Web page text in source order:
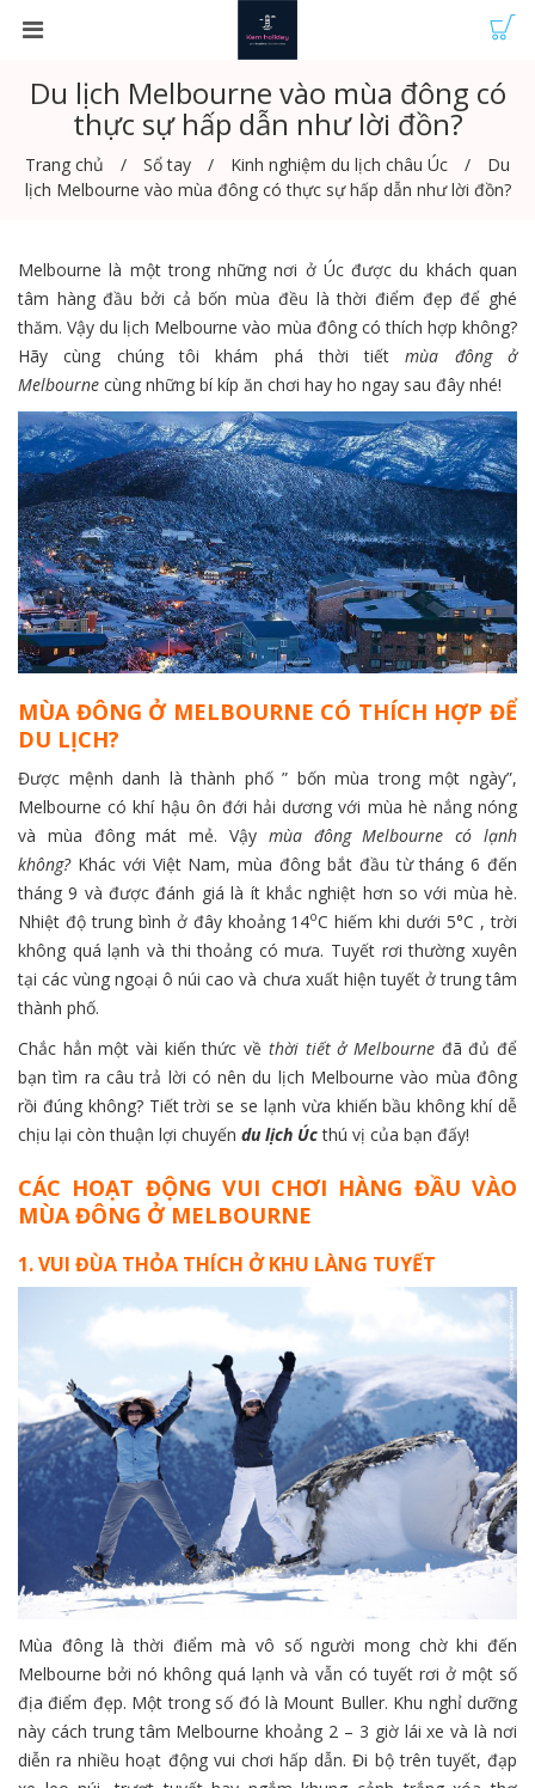
Du lịch Melbourne vào mùa đông có
thực sự hấp dẫn như lời đồn?
Trang chủ Sổ tay Kinh nghiệm du lịch châu Úc
Du
lịch Melbourne vào mùa đông có thực sự hấp dẫn như lời đồn?
Melbourne là một trong những nơi ở Úc được du khách quan
tâm hàng đầu bởi cả bốn mùa đều là thời điểm đẹp để ghé
thăm. Vậy du lịch Melbourne vào mùa đông có thích hợp không?
Hãy cùng chúng tôi khám phá thời tiếtmùa đông ở
Melbourne cùng những bí kíp ăn chơi hay ho ngay sau đây nhé!
MÙA ĐÔNG Ở MELBOURNE CÓ THÍCH HỢP ĐỂ
DU LỊCH?
Được mệnh danh là thành phố ” bốn mùa trong một ngày”,
Melbourne có khí hậu ôn đới hải dương với mùa hè nắng nóng
và mùa đông mát mẻ. Vậy mùa đông Melbourne có lạnh
không? Khác với Việt Nam, mùa đông bắt đầu từ tháng 6 đến
tháng 9 và được đánh giá là ít khắc nghiệt hơn so với mùa hè.
Nhiệt độ trung bình ở đây khoảng 14oC hiếm khi dưới 5°C , trời
không quá lạnh và thi thoảng có mưa. Tuyết rơi thường xuyên
tại các vùng ngoại ô núi cao và chưa xuất hiện tuyết ở trung tâm
thành phố.
Chắc hẳn một vài kiến thức về thời tiết ở Melbourneđã đủ để
bạn tìm ra câu trả lời có nên du lịch Melbourne vào mùa đông
rồi đúng không? Tiết trời se se lạnh vừa khiến bầu không khí dễ
chịu lại còn thuận lợi chuyến du lịch Úcthú vị của bạn đấy!
CÁC HOẠT ĐỘNG VUI CHƠI HÀNG ĐẦU VÀO
MÙA ĐÔNG Ở MELBOURNE
1. VUI ĐÙA THỎA THÍCH Ở KHU LÀNG TUYẾT
Mùa đông là thời điểm mà vô số người mong chờ khi đến
Melbourne bởi nó không quá lạnh và vẫn có tuyết rơi ở một số
địa điểm đẹp. Một trong số đó là Mount Buller. Khu nghỉ dưỡng
này cách trung tâm Melbourne khoảng 2 – 3 giờ lái xe và là nơi
diễn ra nhiều hoạt động vui chơi hấp dẫn. Đi bộ trên tuyết, đạp